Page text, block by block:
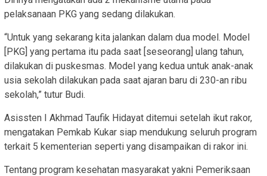
pelaksanaan PKG yang sedang dilakukan.
“Untuk yang sekarang kita jalankan dalam dua model. Model
[PKG] yang pertama itu pada saat [seseorang] ulang tahun,
dilakukan di puskesmas. Model yang kedua untuk anak-anak
usia sekolah dilakukan pada saat ajaran baru di 230-an ribu
sekolah,” tutur Budi.
Asissten I Akhmad Taufik Hidayat ditemui setelah ikut rakor,
mengatakan Pemkab Kukar siap mendukung seluruh program
terkait 5 kementerian seperti yang disampaikan di rakor ini.
Tentang program kesehatan masyarakat yakni Pemeriksaan